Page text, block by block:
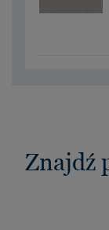
Znajdź